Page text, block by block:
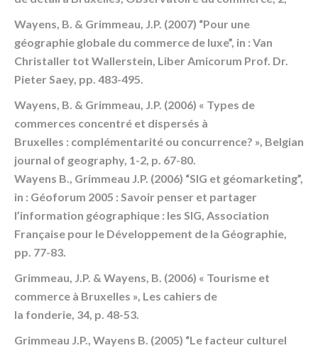
Wayens, B. & Grimmeau, J.P. (2007) “Pour une
géographie globale du commerce de luxe”, in : Van
Christaller tot Wallerstein, Liber Amicorum Prof. Dr.
Pieter Saey, pp. 483-495.
Wayens, B. & Grimmeau, J.P. (2006) « Types de
commerces concentré et dispersés à
Bruxelles : complémentarité ou concurrence? », Belgian
journal of geography, 1-2, p. 67-80.
Wayens B., Grimmeau J.P. (2006) “SIG et géomarketing”,
in : Géoforum 2005 : Savoir penser et partager
l’information géographique : les SIG, Association
Française pour le Développement de la Géographie,
pp. 77-83.
Grimmeau, J.P. & Wayens, B. (2006) « Tourisme et
commerce à Bruxelles », Les cahiers de
la fonderie, 34, p. 48-53.
Grimmeau J.P., Wayens B. (2005) “Le facteur culturel